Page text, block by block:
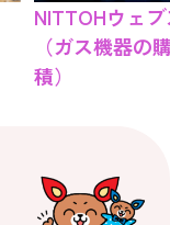
NITTOHウェ
（ガス機器の
積）